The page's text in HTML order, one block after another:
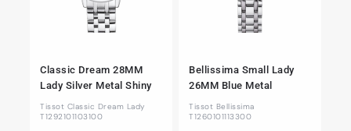
Classic Dream 28MM
Lady Silver Metal Shiny
Tissot Classic Dream Lady
T1292101103100
Bellissima Small Lady
26MM Blue Metal
Tissot Bellissima
T1260101113300